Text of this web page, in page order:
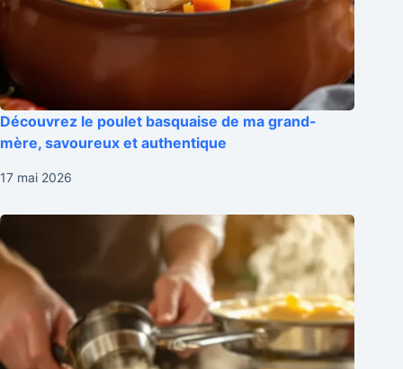
Découvrez le poulet basquaise de ma grand-
mère, savoureux et authentique
17 mai 2026